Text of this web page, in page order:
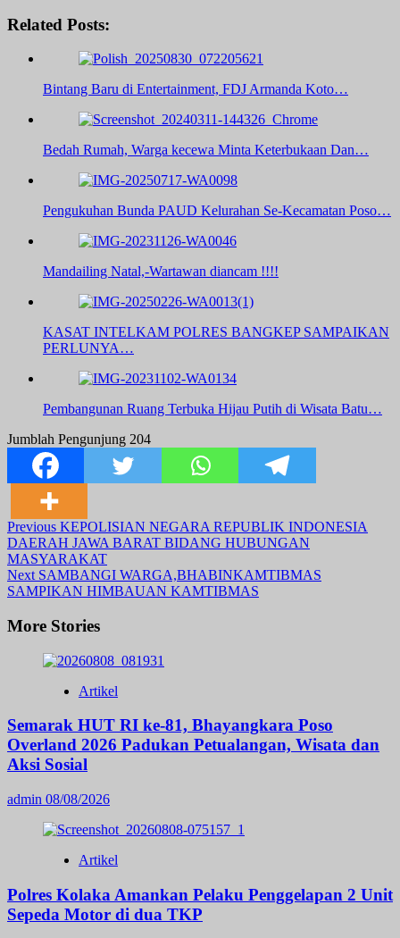
Related Posts:
Bintang Baru di Entertainment, FDJ Armanda Koto…
Bedah Rumah, Warga kecewa Minta Keterbukaan Dan…
Pengukuhan Bunda PAUD Kelurahan Se-Kecamatan Poso…
Mandailing Natal,-Wartawan diancam !!!!
KASAT INTELKAM POLRES BANGKEP SAMPAIKAN
PERLUNYA…
Pembangunan Ruang Terbuka Hijau Putih di Wisata Batu…
Jumblah Pengunjung 204
Post
Navigation
Previous KEPOLISIAN NEGARA REPUBLIK INDONESIA
DAERAH JAWA BARAT BIDANG HUBUNGAN
MASYARAKAT
Next SAMBANGI WARGA,BHABINKAMTIBMAS
SAMPIKAN HIMBAUAN KAMTIBMAS
More Stories
Artikel
Semarak HUT RI ke-81, Bhayangkara Poso
Overland 2026 Padukan Petualangan, Wisata dan
Aksi Sosial
admin 08/08/2026
Artikel
Polres Kolaka Amankan Pelaku Penggelapan 2 Unit
Sepeda Motor di dua TKP